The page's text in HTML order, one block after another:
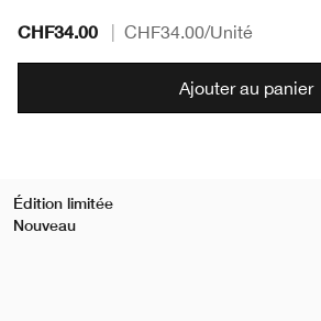
CHF34.00 CHF34.00/Unité
Ajouter au panier
Édition limitée
Nouveau